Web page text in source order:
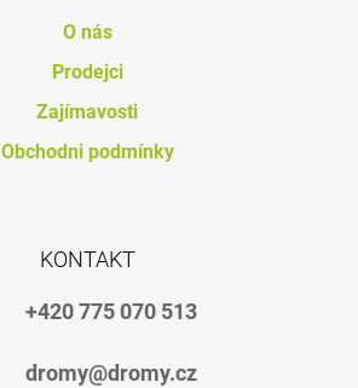
O nás
Prodejci
Zajímavosti
Obchodni podmínky
KONTAKT
+420 775 070 513
dromy@dromy.cz